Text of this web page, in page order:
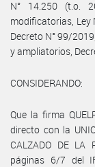
N° 14.250 (t.o.
modificatorias, Ley
Decreto N° 99/
y ampliatorios,
CONSIDERANDO:
Que la firma
directo con la
CALZADO DE LA
páginas 6/7 del